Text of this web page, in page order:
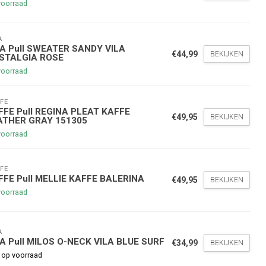
Pull SWEATER SANDY VILA
ROSE
€44,99 BEKIJKEN
Pull REGINA PLEAT KAFFE
GRAY 151305
€49,95 BEKIJKEN
Pull MELLIE KAFFE BALERINA €49,95 BEKIJKEN
Pull MILOS O-NECK VILA BLUE SURF
voorraad
€34,99 BEKIJKEN
bestelling
van €45,00